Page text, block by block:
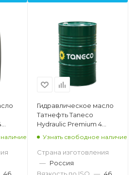
Гидравлическое масло
Татнефть Taneco
Hydraulic Premium 4
seasons VG46, 216.5л
Узнать свободное наличие
Страна изготовления
— Россия